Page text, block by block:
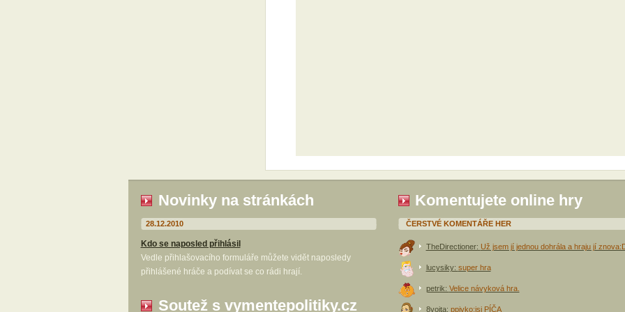
Novinky na stránkách
28.12.2010
Kdo se naposled přihlásil
Vedle přihlašovacího formuláře můžete vidět naposledy
přihlášené hráče a podívat se co rádi hrají.
Soutež s vymentepolitiky.cz
Komentujete online hry
ČERSTVÉ KOMENTÁŘE HER
TheDirectioner: Už jsem jí jednou dohrála a hraju jí
lucysiky: super hra
petrik: Velice návyková hra.
8vojta: ppivko:jsi PÍČA